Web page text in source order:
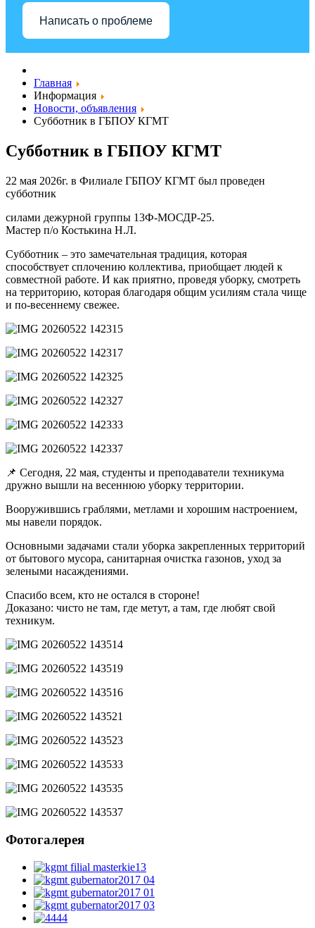
Написать о проблеме
Главная
Информация
Новости, объявления
Cубботник в ГБПОУ КГМТ
Cубботник в ГБПОУ КГМТ
22 мая 2026г. в Филиале ГБПОУ КГМТ был проведен
субботник
силами дежурной группы 13Ф-МОСДР-25.
Мастер п/о Костькина Н.Л.
Субботник – это замечательная традиция, которая
способствует сплочению коллектива, приобщает людей к
совместной работе. И как приятно, проведя уборку, смотреть
на территорию, которая благодаря общим усилиям стала чище
и по-весеннему свежее.
📌 Сегодня, 22 мая, студенты и преподаватели техникума
дружно вышли на весеннюю уборку территории.
Вооружившись граблями, метлами и хорошим настроением,
мы навели порядок.
Основными задачами стали уборка закрепленных территорий
от бытового мусора, санитарная очистка газонов, уход за
зелеными насаждениями.
Спасибо всем, кто не остался в стороне!
Доказано: чисто не там, где метут, а там, где любят свой
техникум.
Фотогалерея